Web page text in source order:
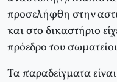
προσελήφθη στην
και στο δικαστήριο
πρόεδρο του
Τα παραδείγματα